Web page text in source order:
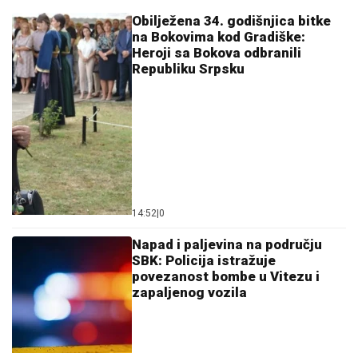
Obilježena 34. godišnjica bitke
na Bokovima kod Gradiške:
Heroji sa Bokova odbranili
Republiku Srpsku
14:52 0
Napad i paljevina na području
SBK: Policija istražuje
povezanost bombe u Vitezu i
zapaljenog vozila